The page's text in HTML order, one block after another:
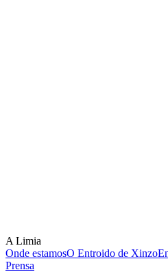
A Limia
Onde estamosO Entroido de Xinzo
Prensa